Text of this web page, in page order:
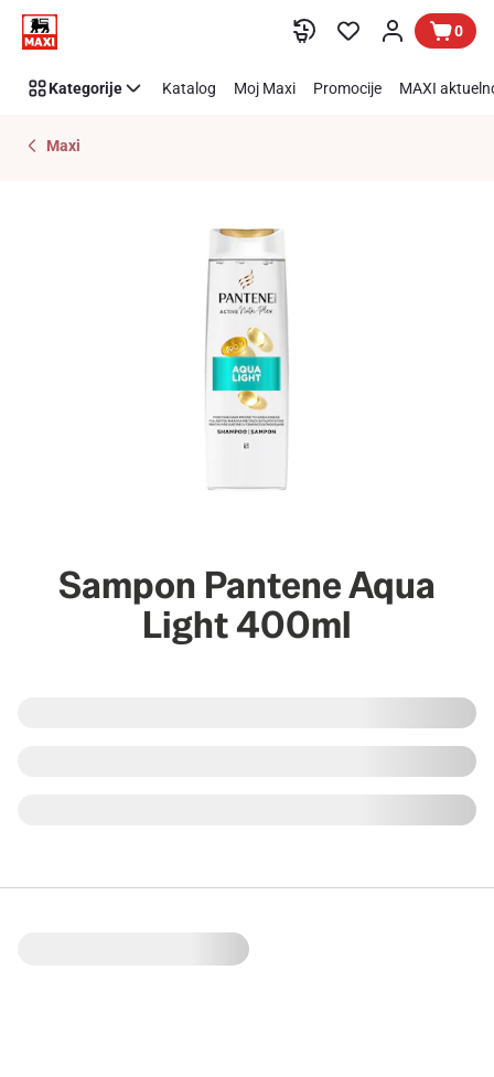
Preskoči link 0
Kategorije Katalog Moj Maxi Promocije MAXI
Maxi
Sampon Pantene Aqua
Light 400ml